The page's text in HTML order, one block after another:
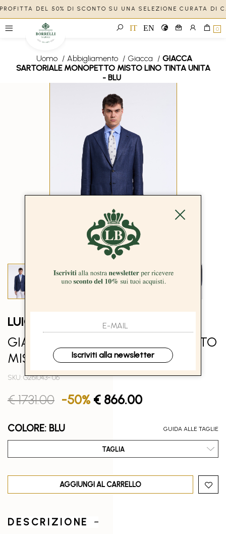
DEL 50% DI SCONTO SU UNA SELEZIONE CURATA DI
IT EN 0
Uomo / Abbigliamento / Giacca / GIACCA
SARTORIALE MONOPETTO MISTO LINO TINTA UNITA
- BLU
LUIGI BORRELLI - NAPOLI
GIACCA SARTORIALE MONOPETTO
MISTO LINO TINTA UNITA - BLU
SKU: G261043- 06
€ 1731.00 -50% € 866.00
COLORE: BLU GUIDA ALLE TAGLIE
TAGLIA
AGGIUNGI AL CARRELLO
DESCRIZIONE
Iscriviti alla newsletter